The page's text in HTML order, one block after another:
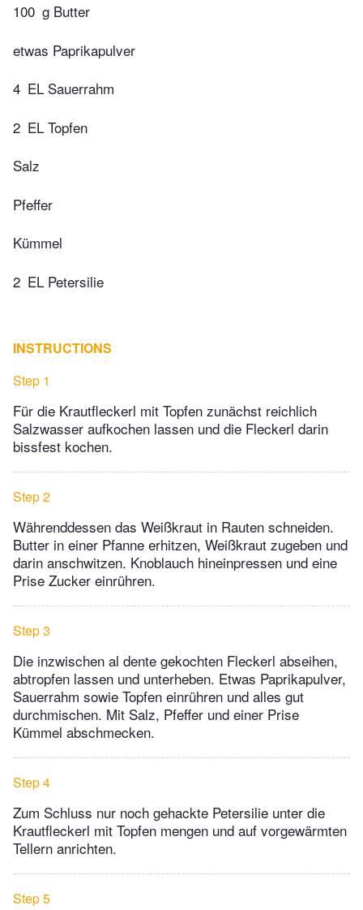
100 g Butter
etwas Paprikapulver
4 EL Sauerrahm
2 EL Topfen
Salz
Pfeffer
Kümmel
2 EL Petersilie
INSTRUCTIONS
Step 1
Für die Krautfleckerl mit Topfen zunächst reichlich
Salzwasser aufkochen lassen und die Fleckerl darin
bissfest kochen.
Step 2
Währenddessen das Weißkraut in Rauten schneiden.
Butter in einer Pfanne erhitzen, Weißkraut zugeben und
darin anschwitzen. Knoblauch hineinpressen und eine
Prise Zucker einrühren.
Step 3
Die inzwischen al dente gekochten Fleckerl abseihen,
abtropfen lassen und unterheben. Etwas Paprikapulver,
Sauerrahm sowie Topfen einrühren und alles gut
durchmischen. Mit Salz, Pfeffer und einer Prise
Kümmel abschmecken.
Step 4
Zum Schluss nur noch gehackte Petersilie unter die
Krautfleckerl mit Topfen mengen und auf vorgewärmten
Tellern anrichten.
Step 5